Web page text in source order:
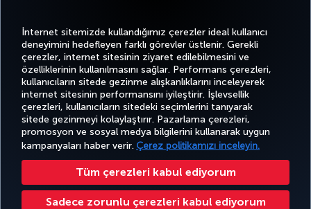
İnternet sitemizde kullandığımız çerezler ideal kullanıcı
deneyimini hedefleyen farklı görevler üstlenir. Gerekli
çerezler, internet sitesinin ziyaret edilebilmesini ve
özelliklerinin kullanılmasını sağlar. Performans çerezleri,
kullanıcıların sitede gezinme alışkanlıklarını inceleyerek
internet sitesinin performansını iyileştirir. İşlevsellik
çerezleri, kullanıcıların sitedeki seçimlerini tanıyarak
sitede gezinmeyi kolaylaştırır. Pazarlama çerezleri,
promosyon ve sosyal medya bilgilerini kullanarak uygun
kampanyaları haber verir. Çerez politikamızı inceleyin.
Tüm çerezleri kabul ediyorum
Sadece zorunlu çerezleri kabul ediyorum
TwitterFacebook
Instagram
YoutubeLinkedIn
TiktokBlogPinterest
BİLET
AL VE
YÖNET
DENEYİM
FIRSATLAR
VE UÇUŞ
NOKTALARI
YARDIM MILES&SMILES
Bilgi Toplumu Hizmetleri Erişilebilirlik Gizlilik ve Çerez Politikası Yasal Uyarı Yolcu Hakları
Çerez Ayarlarını Değiştir